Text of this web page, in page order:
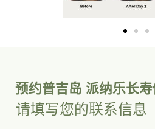
预约普吉岛 派纳乐长
请填写您的联系信息